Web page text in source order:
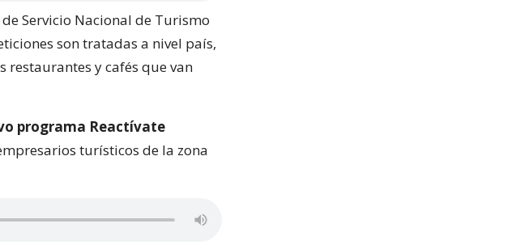
Servicio Nacional de Turismo
son tratadas a nivel país,
restaurantes y cafés que van
programa Reactívate
turísticos de la zona